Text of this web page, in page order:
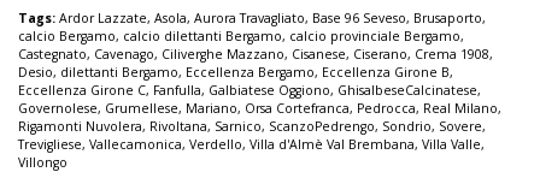
Tags: Ardor Lazzate, Asola, Aurora Travagliato, Base 96 Seveso, Brusaporto,
calcio Bergamo, calcio dilettanti Bergamo, calcio provinciale Bergamo,
Castegnato, Cavenago, Ciliverghe Mazzano, Cisanese, Ciserano, Crema 1908,
Desio, dilettanti Bergamo, Eccellenza Bergamo, Eccellenza Girone B,
Eccellenza Girone C, Fanfulla, Galbiatese Oggiono, GhisalbeseCalcinatese,
Governolese, Grumellese, Mariano, Orsa Cortefranca, Pedrocca, Real Milano,
Rigamonti Nuvolera, Rivoltana, Sarnico, ScanzoPedrengo, Sondrio, Sovere,
Trevigliese, Vallecamonica, Verdello, Villa d'Almè Val Brembana, Villa Valle,
Villongo